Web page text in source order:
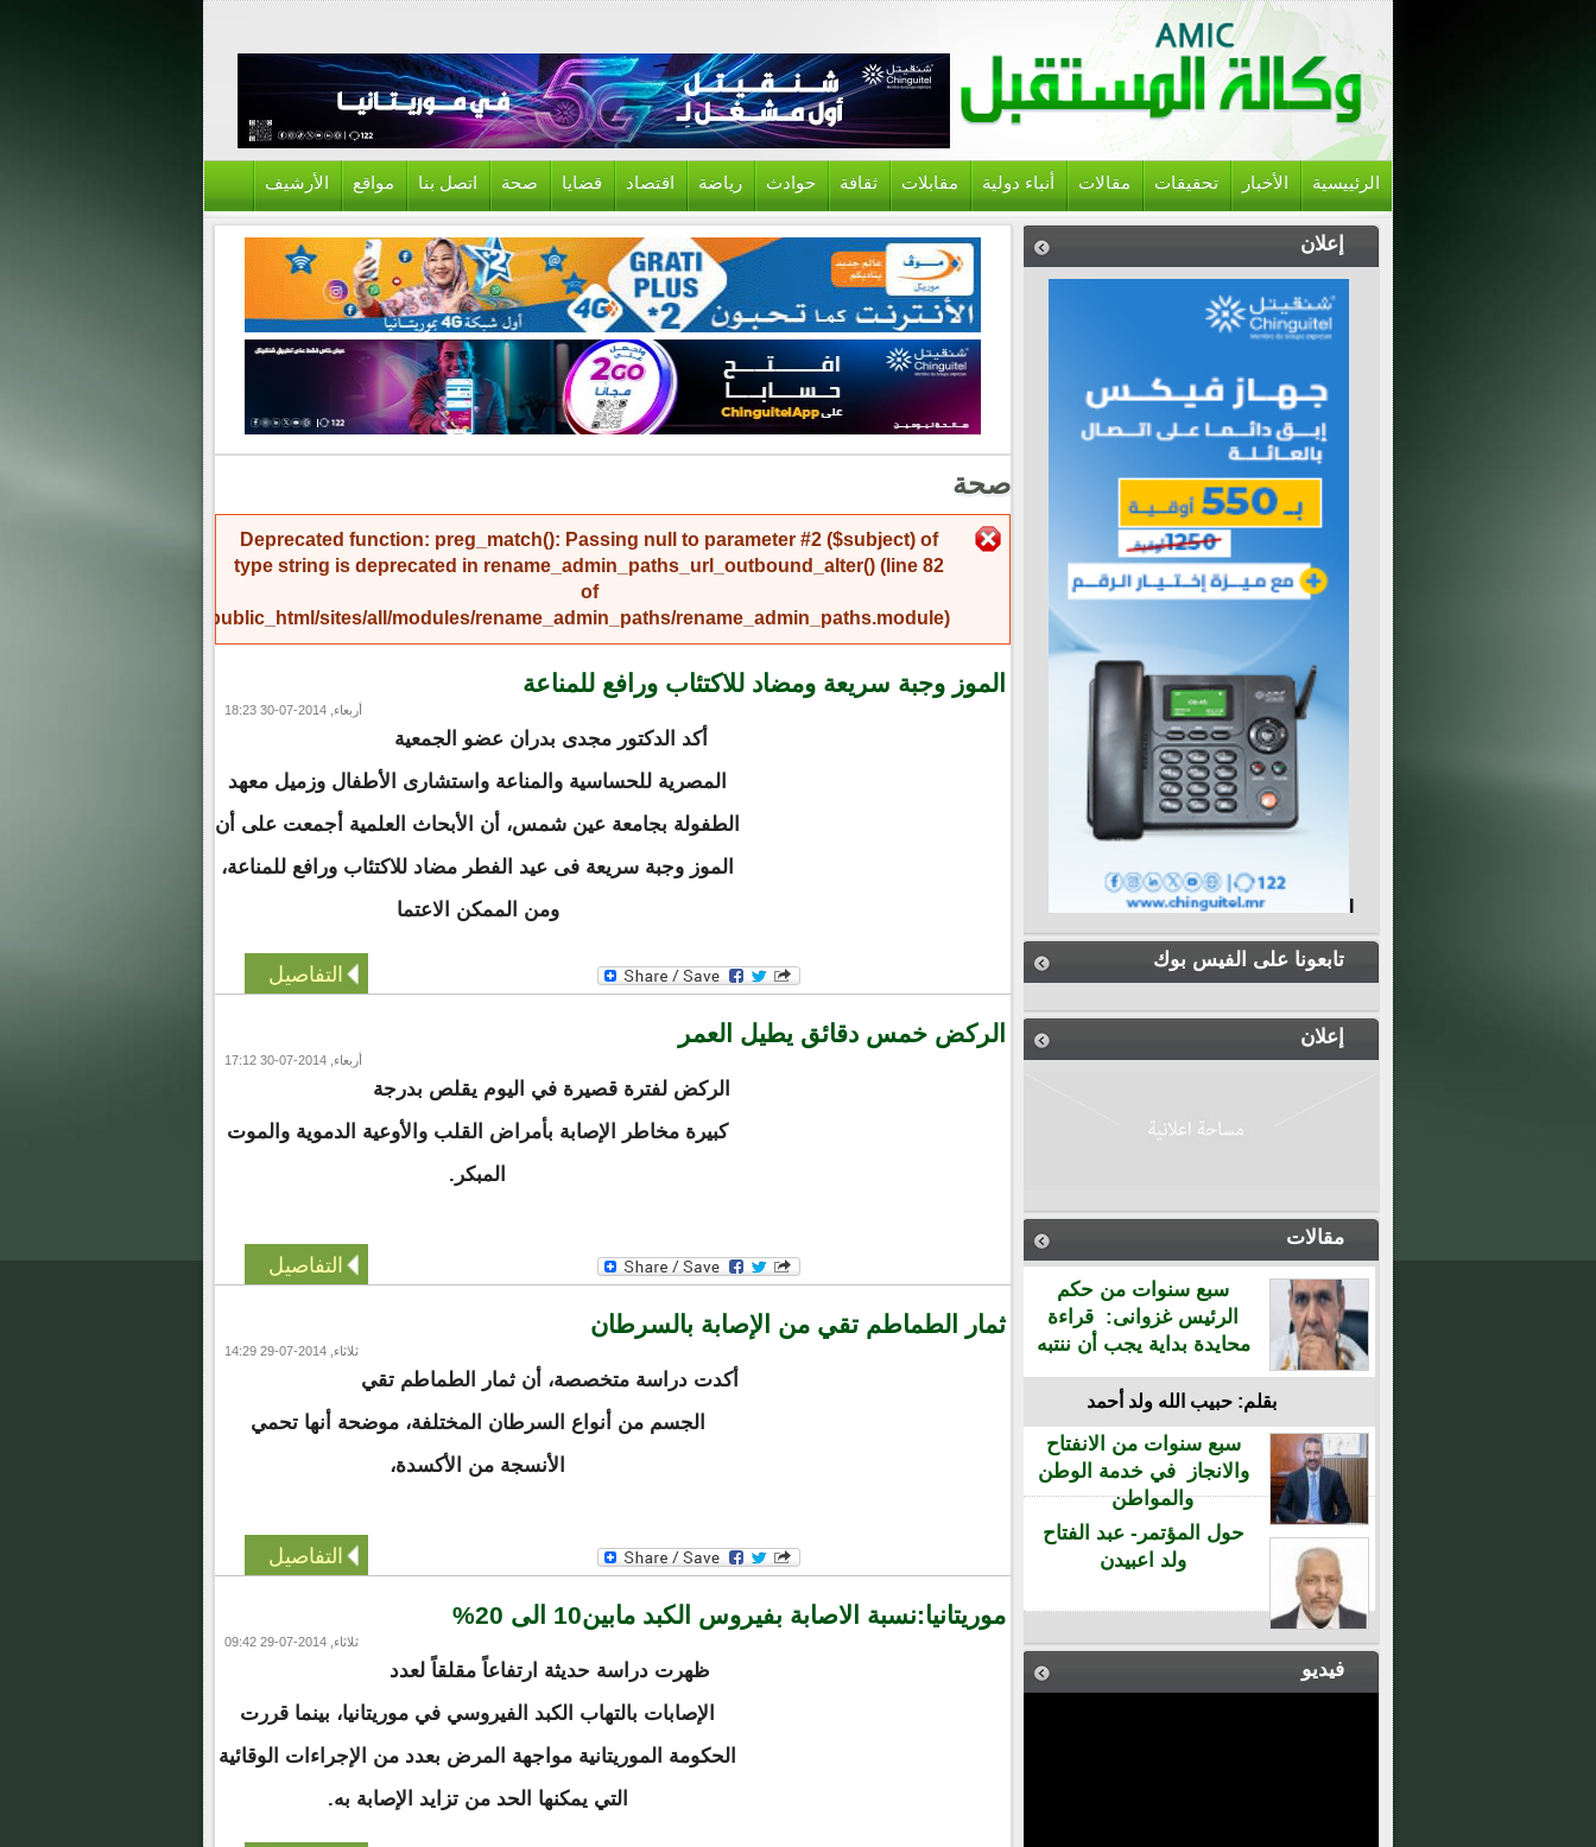
الرئييسية الأخبار تحقيقات مقالات أنباء دولية مقابلات ثقافة حوادث رياضة اقتصاد قضايا صحة اتصل بنا مواقع الأرشيف
إعلان
تابعونا على الفيس بوك
إعلان
مقالات
سبع سنوات من حكم
الرئيس غزوانى: قراءة
محايدة بداية يجب أن ننتبه
بقلم: حبيب الله ولد أحمد
سبع سنوات من الانفتاح
والانجاز في خدمة الوطن
والمواطن
حول المؤتمر- عبد الفتاح
ولد اعبيدن
فيديو
صحة
رسالة الخطأ Deprecated function: preg_match(): Passing null to parameter #2 ($subject) of
type string is deprecated in rename_admin_paths_url_outbound_alter() (line 82
of
/home/amicinf1/public_html/sites/all/modules/rename_admin_paths/rename_admin_paths.module).
الموز وجبة سريعة ومضاد للاكتئاب ورافع للمناعة
أربعاء, 2014-07-30 18:23
أكد الدكتور مجدى بدران عضو الجمعية
المصرية للحساسية والمناعة واستشارى الأطفال وزميل معهد
الطفولة بجامعة عين شمس، أن الأبحاث العلمية أجمعت على أن
الموز وجبة سريعة فى عيد الفطر مضاد للاكتئاب ورافع للمناعة،
ومن الممكن الاعتما
التفاصيل
الركض خمس دقائق يطيل العمر
أربعاء, 2014-07-30 17:12
الركض لفترة قصيرة في اليوم يقلص بدرجة
كبيرة مخاطر الإصابة بأمراض القلب والأوعية الدموية والموت
المبكر.
التفاصيل
ثمار الطماطم تقي من الإصابة بالسرطان
ثلاثاء, 2014-07-29 14:29
أكدت دراسة متخصصة، أن ثمار الطماطم تقي
الجسم من أنواع السرطان المختلفة، موضحة أنها تحمي
الأنسجة من الأكسدة،
التفاصيل
موريتانيا:نسبة الاصابة بفيروس الكبد مابين10 الى 20%
ثلاثاء, 2014-07-29 09:42
ظهرت دراسة حديثة ارتفاعاً مقلقاً لعدد
الإصابات بالتهاب الكبد الفيروسي في موريتانيا، بينما قررت
الحكومة الموريتانية مواجهة المرض بعدد من الإجراءات الوقائية
التي يمكنها الحد من تزايد الإصابة به.